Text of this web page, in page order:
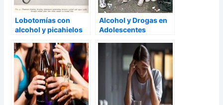
Lobotomías con
alcohol y picahielos
Alcohol y Drogas en
Adolescentes